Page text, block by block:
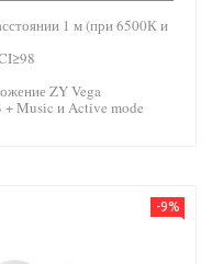
1 м (при 6500К и
ZY Vega
+ Music и Active mode
-9%